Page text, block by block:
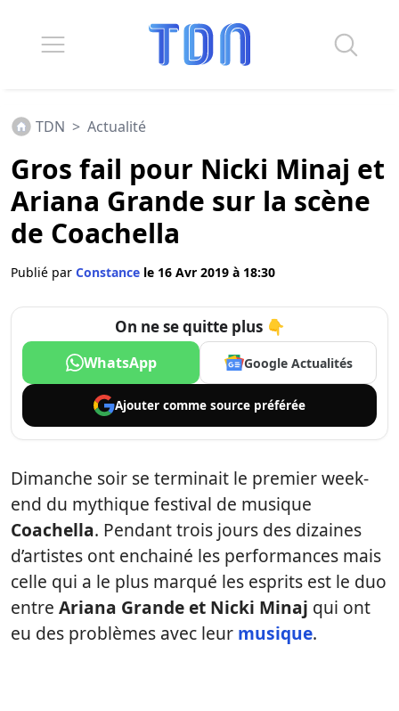
TDN > Actualité
Gros fail pour Nicki Minaj et
Ariana Grande sur la scène
de Coachella
Publié par Constance le 16 Avr 2019 à 18:30
On ne se quitte plus 👇
WhatsApp Google Actualités
Ajouter comme source préférée
Dimanche soir se terminait le premier week-
end du mythique festival de musique
Coachella. Pendant trois jours des dizaines
d’artistes ont enchainé les performances mais
celle qui a le plus marqué les esprits est le duo
entre Ariana Grande et Nicki Minaj qui ont
eu des problèmes avec leur musique.